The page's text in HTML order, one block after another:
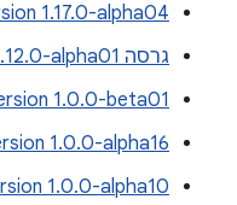
1.17.0-alpha04
גרסה ‎2.12.0-alpha01 של WorkManager
1.0.0-beta01
1.0.0-alpha16
1.0.0-alpha10